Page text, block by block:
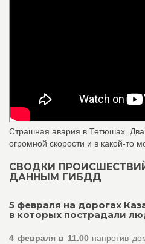
Страшная авария в Тетюшах.
огромной скорости и в какой-то
СВОДКИ
ДАННЫМ ГИБДД
5 февраля на дорогах
в которых пострадали
4 февраля в 11.00напротив